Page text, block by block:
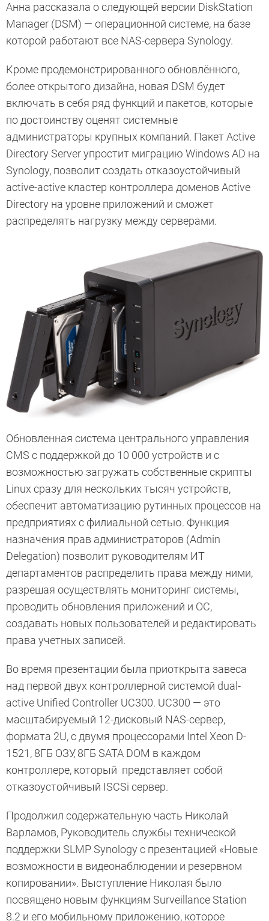
Анна рассказала о следующей версии DiskStation
Manager (DSM) — операционной системе, на базе
которой работают все NAS-сервера Synology.
Кроме продемонстрированного обновлённого,
более открытого дизайна, новая DSM будет
включать в себя ряд функций и пакетов, которые
по достоинству оценят системные
администраторы крупных компаний. Пакет Active
Directory Server упростит миграцию Windows AD на
Synology, позволит создать отказоустойчивый
active-active кластер контроллера доменов Active
Directory на уровне приложений и сможет
распределять нагрузку между серверами.
Обновленная система центрального управления
CMS с поддержкой до 10 000 устройств и с
возможностью загружать собственные скрипты
Linux сразу для нескольких тысяч устройств,
обеспечит автоматизацию рутинных процессов на
предприятиях с филиальной сетью. Функция
назначения прав администраторов (Admin
Delegation) позволит руководителям ИТ
департаментов распределить права между ними,
разрешая осуществлять мониторинг системы,
проводить обновления приложений и ОС,
создавать новых пользователей и редактировать
права учетных записей.
Во время презентации была приоткрыта завеса
над первой двух контроллерной системой dual-
active Unified Controller UC300. UC300 — это
масштабируемый 12-дисковый NAS-сервер,
формата 2U, с двумя процессорами Intel Xeon D-
1521, 8ГБ ОЗУ, 8ГБ SATA DOM в каждом
контроллере, который представляет собой
отказоустойчивый ISCSi сервер.
Продолжил содержательную часть Николай
Варламов, Руководитель службы технической
поддержки SLMP Synology с презентацией «Новые
возможности в видеонаблюдении и резервном
копировании». Выступление Николая было
посвящено новым функциям Surveillance Station
8.2 и его мобильному приложению, которое